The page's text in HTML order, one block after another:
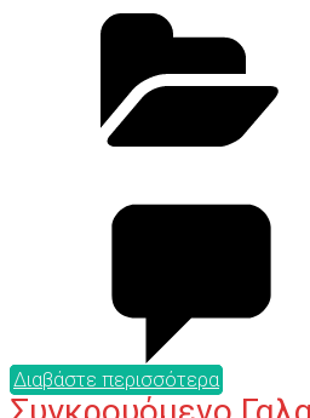
Διαβάστε περισσότερα